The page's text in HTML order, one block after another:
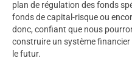
plan de régulation des fonds
fonds de capital-risque ou
donc, confiant que nous
construire un système
le futur.